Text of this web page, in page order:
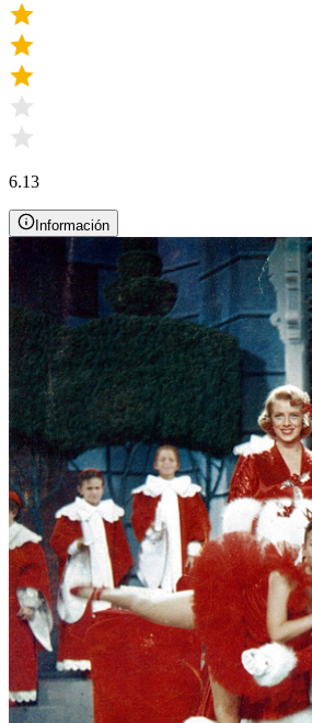
6.13
Información